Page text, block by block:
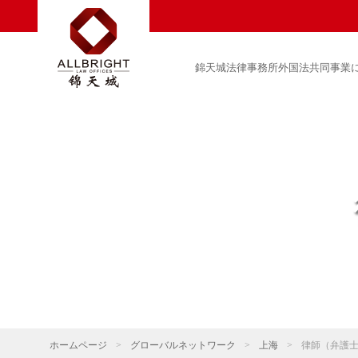
錦天城法律事務所外国法共同事業
ホームページ > グローバルネットワーク > 上海 > 律師（弁護